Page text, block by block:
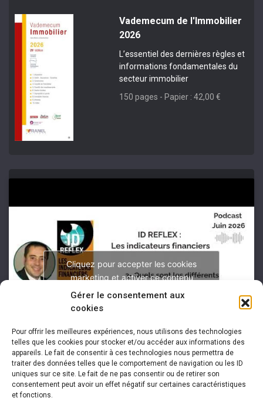
Gérer le consentement aux
cookies
Pour offrir les meilleures expériences, nous utilisons des technologies
telles que les cookies pour stocker et/ou accéder aux informations des
appareils. Le fait de consentir à ces technologies nous permettra de
traiter des données telles que le comportement de navigation ou les ID
uniques sur ce site. Le fait de ne pas consentir ou de retirer son
consentement peut avoir un effet négatif sur certaines caractéristiques
et fonctions.
Vademecum de l'Immobilier
2026
L’essentiel des dernières règles et
informations fondamentales du
secteur immobilier
150 pages - Papier : 42,00 €
Cliquez pour accepter les cookies
marketing et activer ce contenu